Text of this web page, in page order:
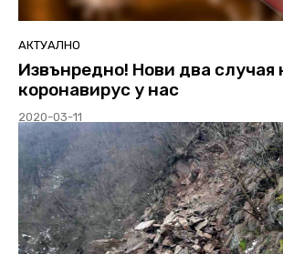
АКТУАЛНО
Извънредно! Нови два случая
коронавирус у нас
2020-03-11